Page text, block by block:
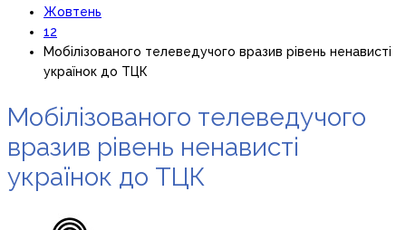
Жовтень
12
Мобілізованого телеведучого вразив рівень ненависті
українок до ТЦК
Мобілізованого телеведучого
вразив рівень ненависті
українок до ТЦК